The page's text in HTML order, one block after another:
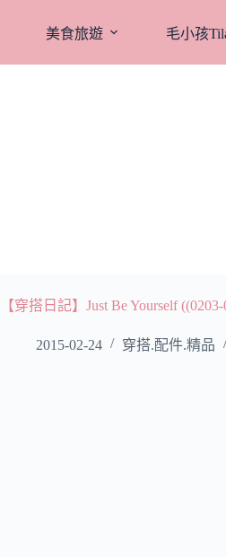
美食旅遊 毛小孩
【穿搭日記】Just Be Yourself
2015-02-24 穿搭.配件.精品